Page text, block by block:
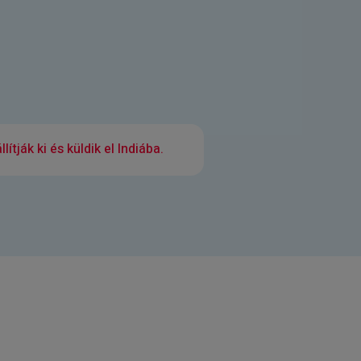
ki és küldik el Indiába.